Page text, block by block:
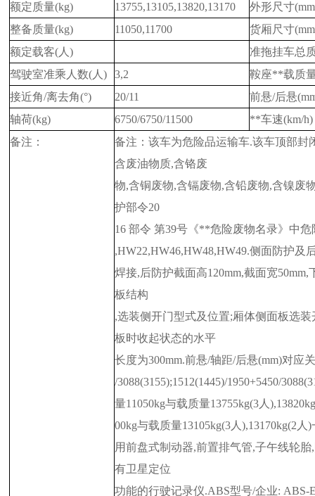
额定质量(kg)
13755,13105,13820,13170
外形尺寸
整备质量(kg)
11050,11700
货厢尺寸
额定载客(人)
准拖挂车总
驾驶室准乘人数(人)
3,2
鞍座**载质
接近角/离去角(°)
20/11
前悬/后悬
轴荷(kg)
6750/6750/11500
**车速(km/h)
备注：
备注：该车为危险品运输车.该车顶部
含废油物质,含铬废
物,含铜废物,含镉废物,含铅废物,含镍废
护部令20
16 部令 第39号《**危险废物名录》中
,HW22,HW46,HW48,HW49.侧面防护及
焊接,后防护截面高120mm,截面宽
板结构
,选装侧开门型式及位置;厢体侧面板选
板时收起状态的水平
长度为300mm.前悬/轴距/后悬(mm)对应
/3088(3155);1512(1445)/1950+5450/
量11050kg与载质量13755kg(3人
00kg与载质量13105kg(3人),13170kg(2
用前盘式制动器,前置排气管,子午线轮
有卫星定位
功能的行驶记录仪.ABS型号/企业: